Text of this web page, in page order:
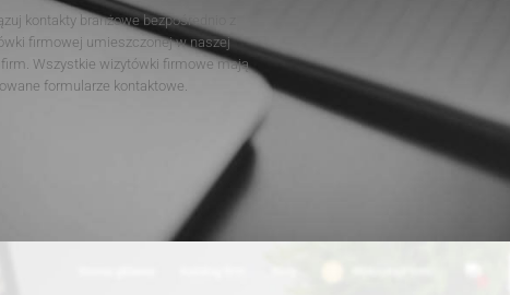
kontakty branżowe bezpośrednio z
firmowej umieszczonej w naszej
firm. Wszystkie wizytówki firmowe mają
formularze kontaktowe.